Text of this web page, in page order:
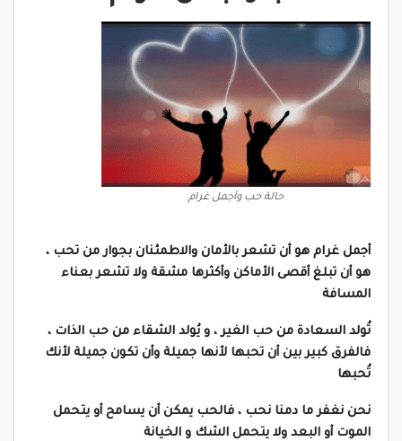
حالة حب وأجمل غرام
أجمل غرام هو أن تشعر بالأمان والاطمئنان بجوار من تحب ،
هو أن تبلغ أقصى الأماكن وأكثرها مشقة ولا تشعر بعناء
المسافة
تُولد السعادة من حب الغير ، و يُولد الشقاء من حب الذات ،
فالفرق كبير بين أن تحبها لأنها جميلة وأن تكون جميلة لأنك
تُحبها
نحن نغفر ما دمنا نحب ، فالحب يمكن أن يسامح أو يتحمل
الموت أو البعد ولا يتحمل الشك و الخيانة